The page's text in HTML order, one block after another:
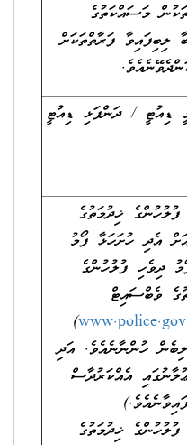
މަސައްކަތުގެ
ލިބިފައިވާ ފަރާތްތަކަށް
ޑިއުޓީ / ދަންފަޅި ޑިއުޓީ
ޚިދުމަތުގެ
އެދި ހުށަހަޅާ ފޯމު
ދިވެހި ފުލުހުންގެ
ވެބްސައިޓް
)
ހުންނާނެއެވެ. އަދި
އެއްކަރުދާސް
ޚިދުމަތުގެ